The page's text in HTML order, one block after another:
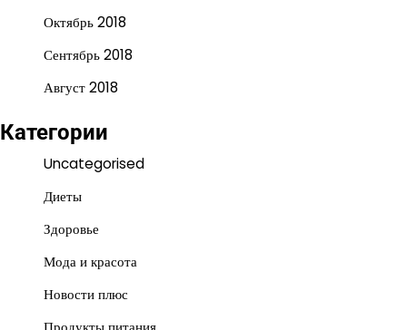
Октябрь 2018
Сентябрь 2018
Август 2018
Категории
Uncategorised
Диеты
Здоровье
Мода и красота
Новости плюс